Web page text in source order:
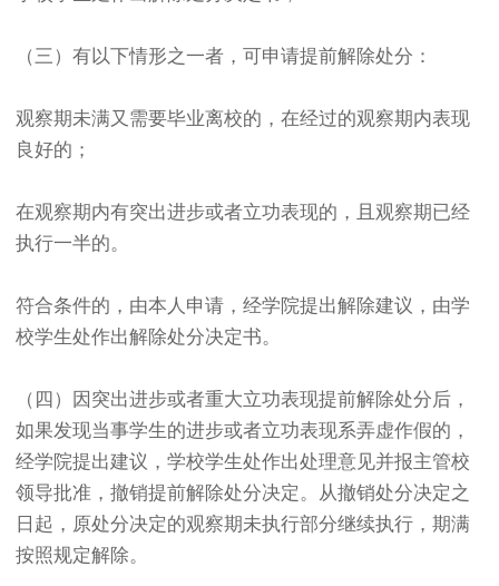
（三）有以下情形之一者，可申请提前解除处分：
观察期未满又需要毕业离校的，在经过的观察期内表现
良好的；
在观察期内有突出进步或者立功表现的，且观察期已经
执行一半的。
符合条件的，由本人申请，经学院提出解除建议，由学
校学生处作出解除处分决定书。
（四）因突出进步或者重大立功表现提前解除处分后，
如果发现当事学生的进步或者立功表现系弄虚作假的，
经学院提出建议，学校学生处作出处理意见并报主管校
领导批准，撤销提前解除处分决定。从撤销处分决定之
日起，原处分决定的观察期未执行部分继续执行，期满
按照规定解除。